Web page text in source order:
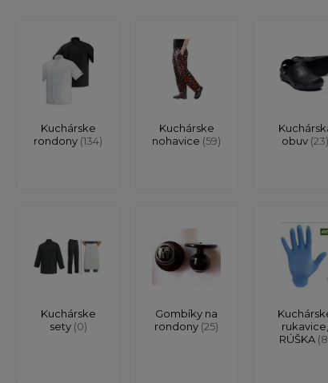
Kuchárske
rondony (134)
Kuchárske
nohavice (59)
obuv (23)
Kuchárske
sety (0)
Gombíky na
rondony (25)
rukavice,
RÚŠKA